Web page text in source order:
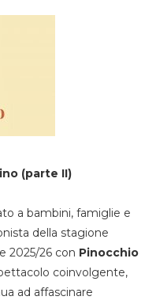
(parte II)
a bambini, famiglie e
della stagione
2025/26 con Pinocchio
coinvolgente,
ad affascinare